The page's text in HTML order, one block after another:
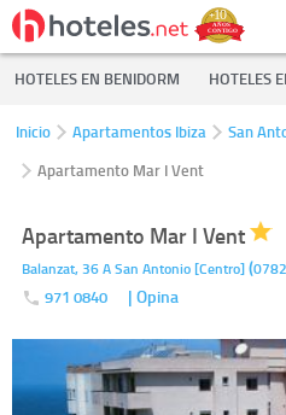
HOTELES EN BENIDORM HOTELES
Inicio Apartamentos Ibiza San
Apartamento Mar I Vent
Apartamento Mar I Vent
Balanzat, 36 ASan Antonio [Centro](
971 0840 | Opina